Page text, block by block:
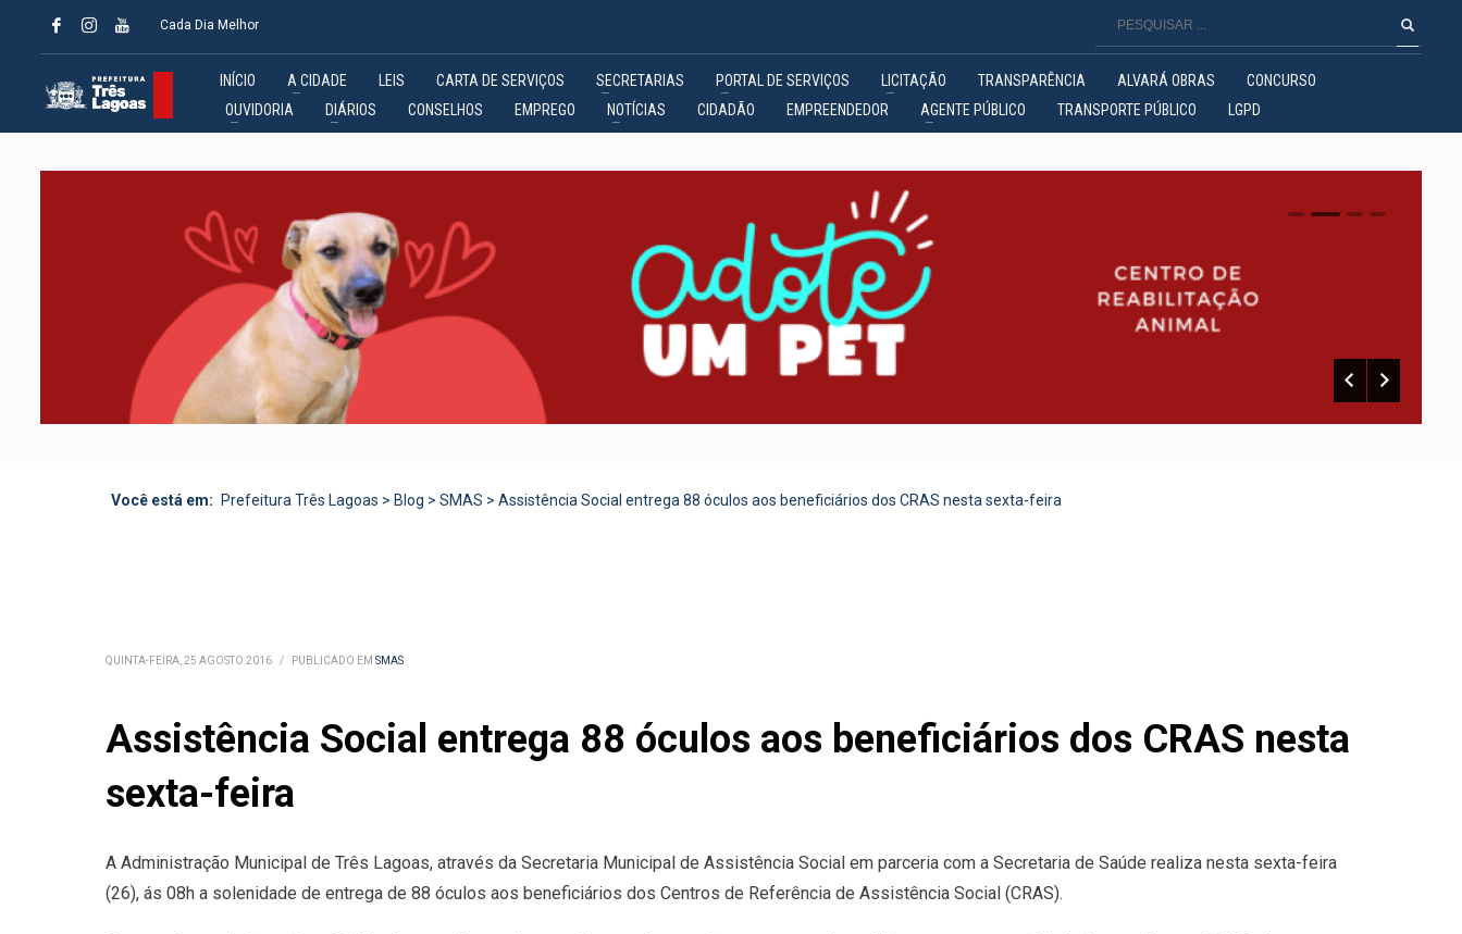
Cada Dia Melhor
INÍCIO A CIDADE LEIS CARTA DE SERVIÇOS SECRETARIAS PORTAL DE SERVIÇOS LICITAÇÃO TRANSPARÊNCIA ALVARÁ OBRAS
CONCURSO
OUVIDORIA
DIÁRIOS CONSELHOS EMPREGO NOTÍCIAS CIDADÃO EMPREENDEDOR AGENTE PÚBLICO TRANSPORTE PÚBLICO LGPD
0 1 2
Você está em: Prefeitura Três Lagoas > Blog > SMAS > Assistência Social entrega 88 óculos aos beneficiários dos CRAS nesta sexta-feira
QUINTA-FEIRA, 25 AGOSTO 2016 / PUBLICADO EM SMAS
Assistência Social entrega 88 óculos aos beneficiários dos CRAS nesta
sexta-feira
A Administração Municipal de Três Lagoas, através da Secretaria Municipal de Assistência Social em parceria com a Secretaria de Saúde realiza nesta sexta-feira
(26), ás 08h a solenidade de entrega de 88 óculos aos beneficiários dos Centros de Referência de Assistência Social (CRAS).